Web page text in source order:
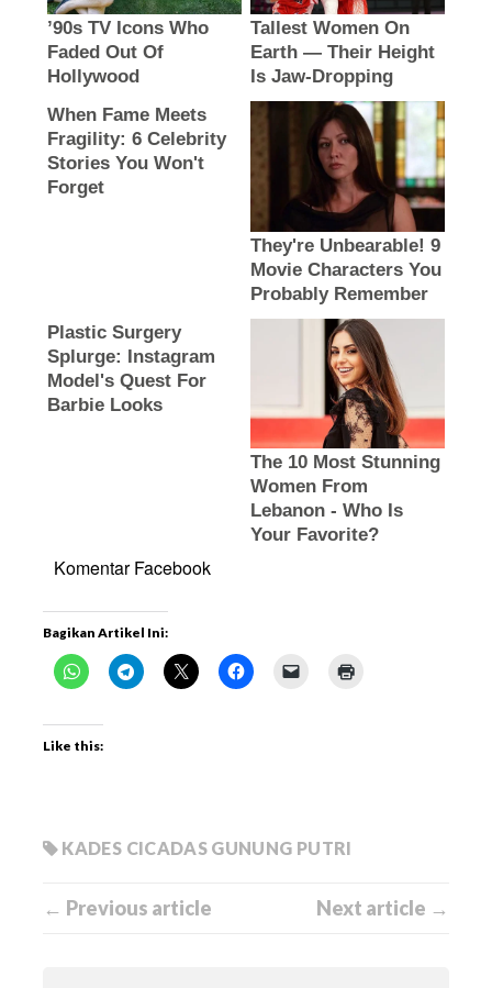
Komentar Facebook
Bagikan Artikel Ini:
Like this:
KADES CICADAS GUNUNG PUTRI
← Previous article Next article →